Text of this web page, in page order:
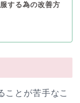
する為の改善方
ことが苦手なこ